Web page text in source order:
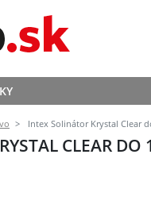
Intex Solinátor Krystal Clear
CLEAR DO